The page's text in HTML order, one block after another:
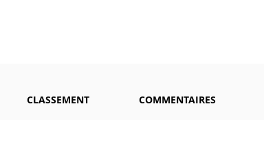
CLASSEMENT COMMENTAIRES